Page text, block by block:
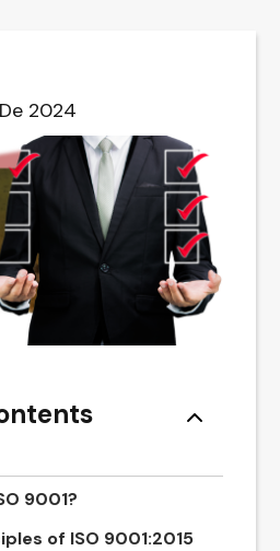
2024
9001?
of ISO 9001:2015